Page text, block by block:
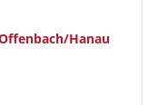
Hanau